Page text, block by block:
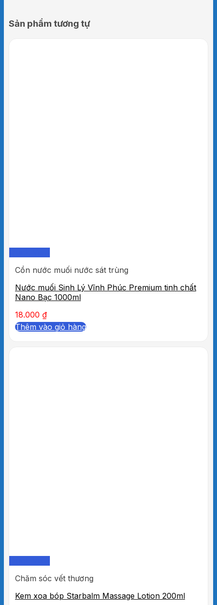
Sản phẩm tương tự
Cồn nước muối nước sát trùng
Nước muối Sinh Lý Vĩnh Phúc Premium tinh chất
Nano Bạc 1000ml
18.000 ₫
Thêm vào giỏ hàng
Chăm sóc vết thương
Kem xoa bóp Starbalm Massage Lotion 200ml